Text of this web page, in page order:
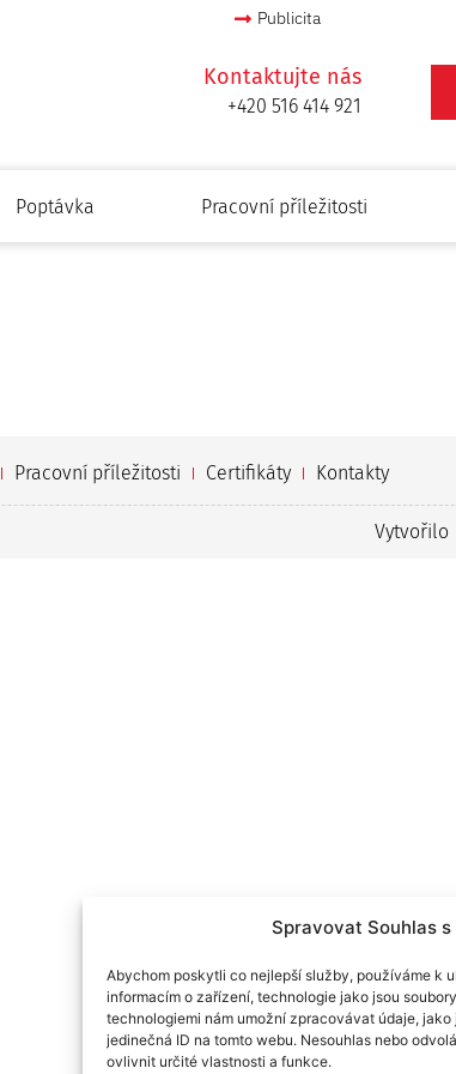
Spravovat Souhlas
Abychom poskytli co nejlepší služby, používáme k
informacím o zařízení, technologie jako jsou
technologiemi nám umožní zpracovávat údaje,
jedinečná ID na tomto webu. Nesouhlas nebo
ovlivnit určité vlastnosti a funkce.
Publicita
Kontaktujte nás
+420 516 414 921
Poptávka Pracovní příležitosti
Pracovní příležitosti Certifikáty Kontakty
Vytvořilo |